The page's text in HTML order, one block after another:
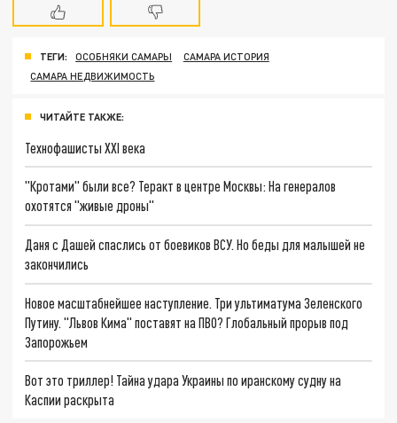
ТЕГИ: ОСОБНЯКИ САМАРЫ
САМАРА ИСТОРИЯ
САМАРА НЕДВИЖИМОСТЬ
ЧИТАЙТЕ ТАКЖЕ:
Технофашисты XXI века
"Кротами" были все? Теракт в центре Москвы: На генералов
охотятся "живые дроны"
Даня с Дашей спаслись от боевиков ВСУ. Но беды для малышей не
закончились
Новое масштабнейшее наступление. Три ультиматума Зеленского
Путину. "Львов Кима" поставят на ПВО? Глобальный прорыв под
Запорожьем
Вот это триллер! Тайна удара Украины по иранскому судну на
Каспии раскрыта